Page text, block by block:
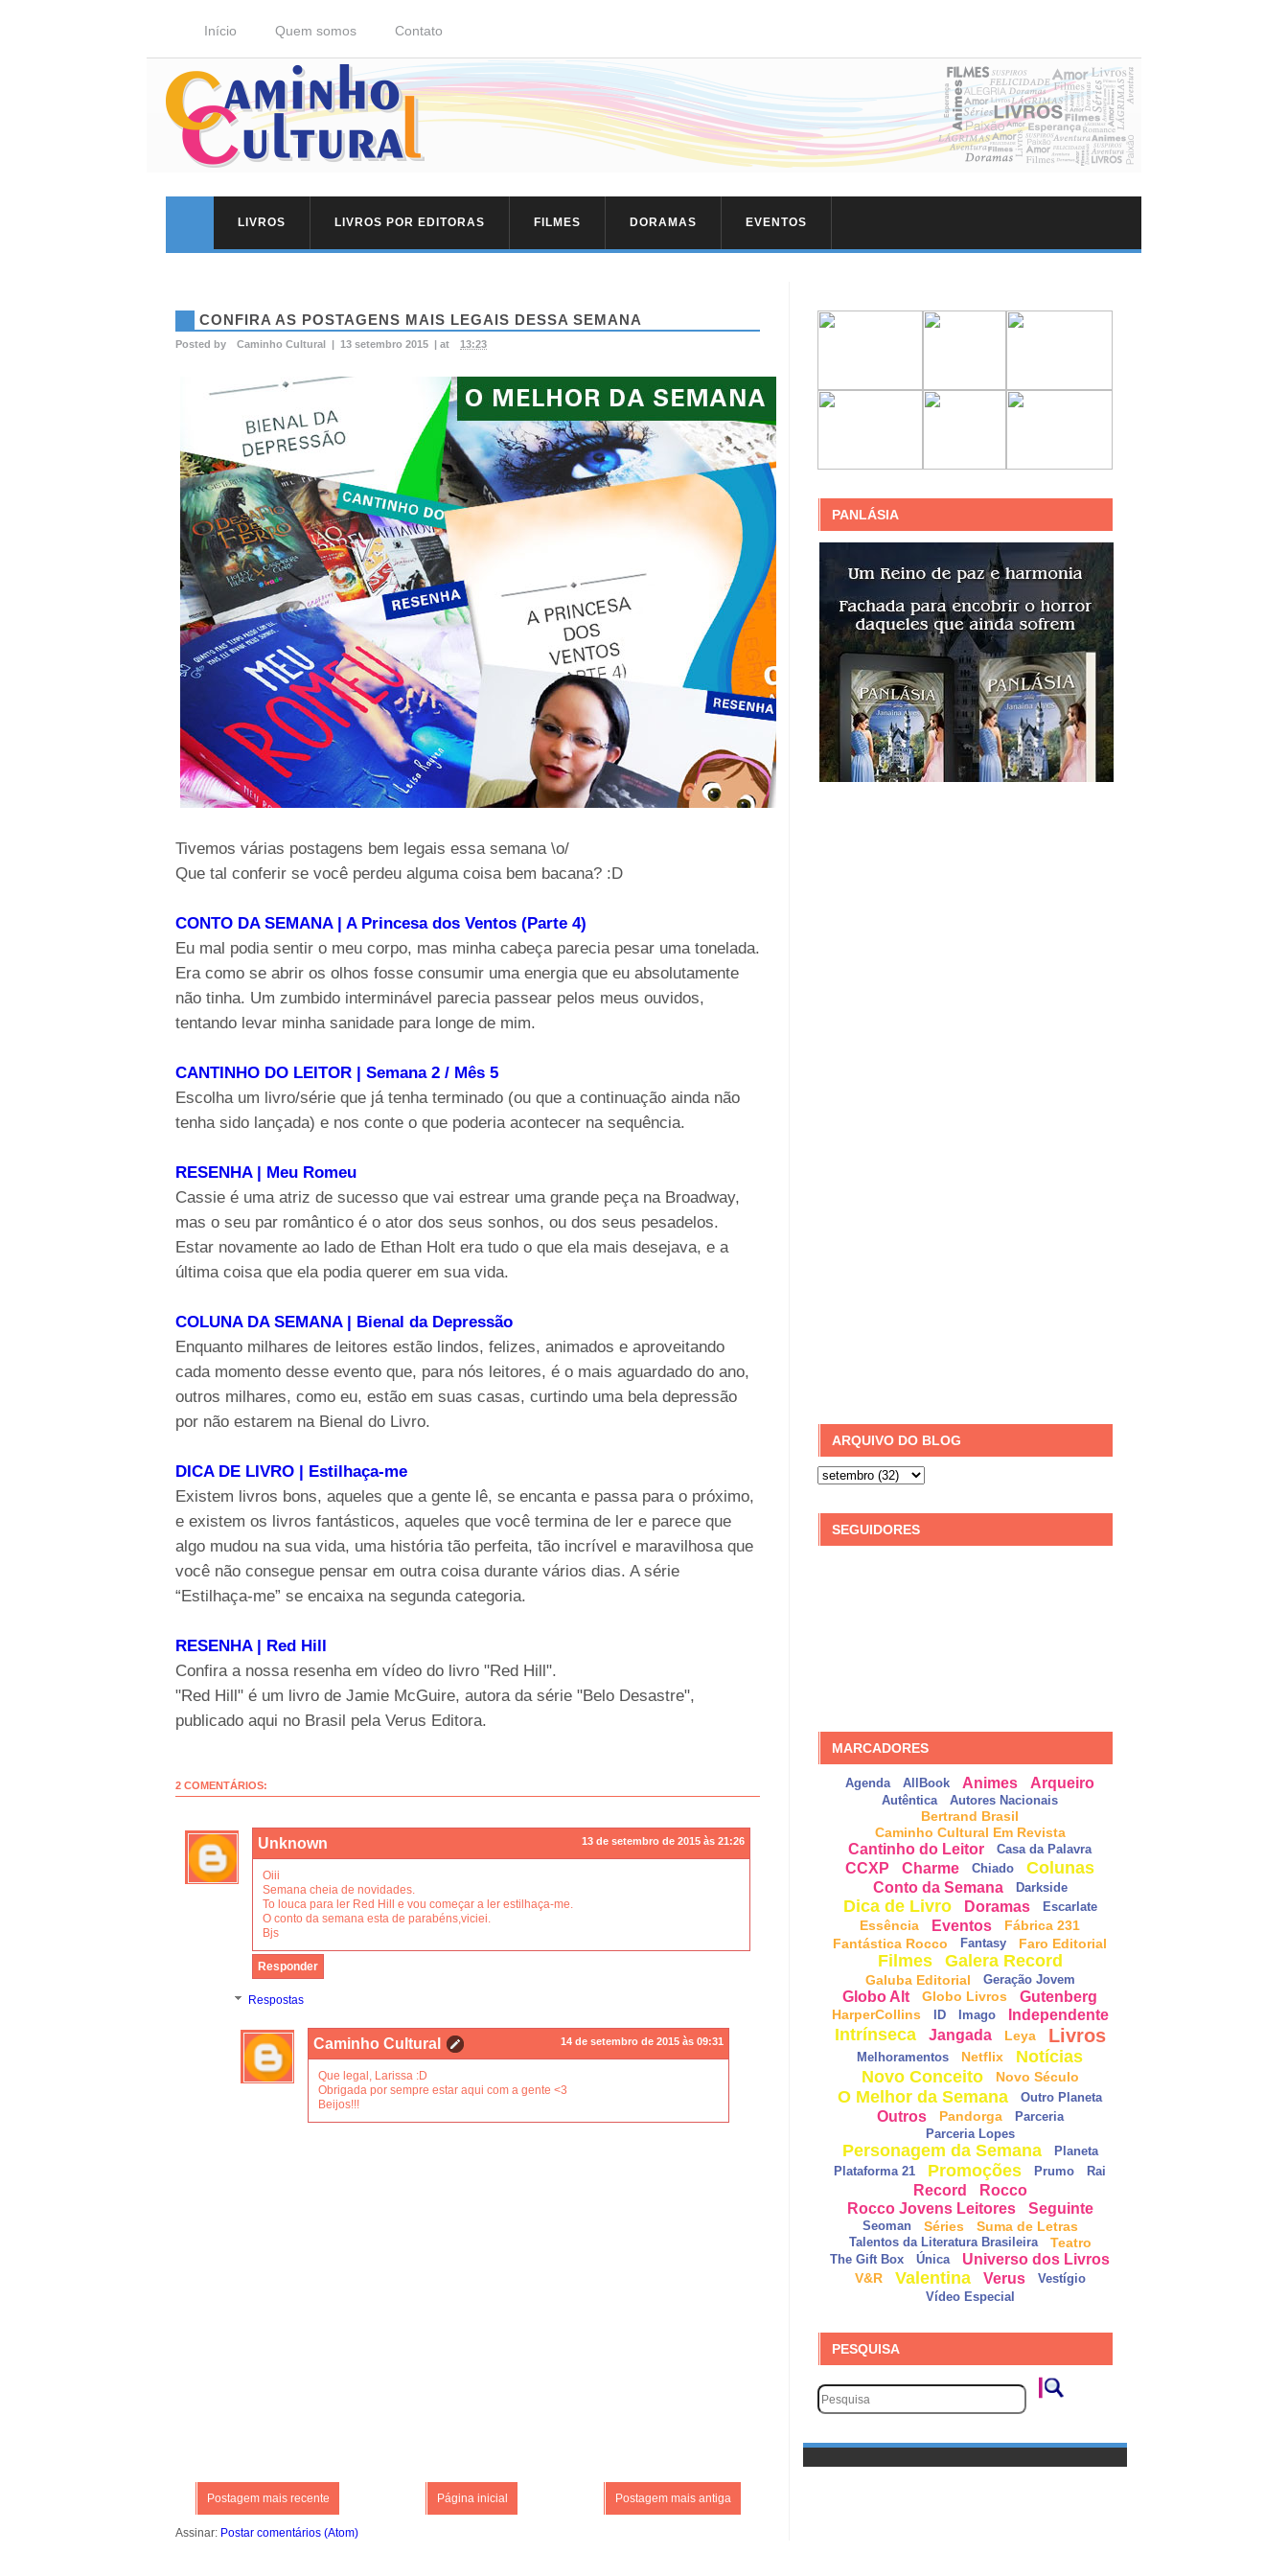
Início Quem somos Contato
LIVROS LIVROS POR EDITORAS FILMES DORAMAS EVENTOS
CONFIRA AS POSTAGENS MAIS LEGAIS DESSA SEMANA
Posted by Caminho Cultural | 13 setembro 2015 | at 13:23
Tivemos várias postagens bem legais essa semana \o/
Que tal conferir se você perdeu alguma coisa bem bacana? :D
CONTO DA SEMANA | A Princesa dos Ventos (Parte 4)
Eu mal podia sentir o meu corpo, mas minha cabeça parecia pesar uma tonelada.
Era como se abrir os olhos fosse consumir uma energia que eu absolutamente
não tinha. Um zumbido interminável parecia passear pelos meus ouvidos,
tentando levar minha sanidade para longe de mim.
CANTINHO DO LEITOR | Semana 2 / Mês 5
Escolha um livro/série que já tenha terminado (ou que a continuação ainda não
tenha sido lançada) e nos conte o que poderia acontecer na sequência.
RESENHA | Meu Romeu
Cassie é uma atriz de sucesso que vai estrear uma grande peça na Broadway,
mas o seu par romântico é o ator dos seus sonhos, ou dos seus pesadelos.
Estar novamente ao lado de Ethan Holt era tudo o que ela mais desejava, e a
última coisa que ela podia querer em sua vida.
COLUNA DA SEMANA | Bienal da Depressão
Enquanto milhares de leitores estão lindos, felizes, animados e aproveitando
cada momento desse evento que, para nós leitores, é o mais aguardado do ano,
outros milhares, como eu, estão em suas casas, curtindo uma bela depressão
por não estarem na Bienal do Livro.
DICA DE LIVRO | Estilhaça-me
Existem livros bons, aqueles que a gente lê, se encanta e passa para o próximo,
e existem os livros fantásticos, aqueles que você termina de ler e parece que
algo mudou na sua vida, uma história tão perfeita, tão incrível e maravilhosa que
você não consegue pensar em outra coisa durante vários dias. A série
“Estilhaça-me” se encaixa na segunda categoria.
RESENHA | Red Hill
Confira a nossa resenha em vídeo do livro "Red Hill".
"Red Hill" é um livro de Jamie McGuire, autora da série "Belo Desastre",
publicado aqui no Brasil pela Verus Editora.
2 COMENTÁRIOS:
Unknown 13 de setembro de 2015 às 21:26
Oiii
Semana cheia de novidades.
To louca para ler Red Hill e vou começar a ler estilhaça-me.
O conto da semana esta de parabéns,viciei.
Bjs
Responder
Respostas
Caminho Cultural 14 de setembro de 2015 às 09:31
Que legal, Larissa :D
Obrigada por sempre estar aqui com a gente <3
Beijos!!!
Postagem mais recente Postagem mais antiga
Página inicial
Assinar: Postar comentários (Atom)
PANLÁSIA
ARQUIVO DO BLOG
SEGUIDORES
MARCADORES
Agenda AllBook Animes Arqueiro
Autêntica Autores Nacionais
Bertrand Brasil
Caminho Cultural Em Revista
Cantinho do Leitor Casa da Palavra
CCXP Charme Chiado Colunas
Conto da Semana Darkside
Dica de Livro Doramas Escarlate
Essência Eventos
Fábrica 231
Fantástica Rocco
Fantasy Faro Editorial
Filmes Galera Record
Galuba Editorial Geração Jovem
Globo Alt Globo Livros Gutenberg
HarperCollins ID Imago Independente
Intrínseca Jangada Leya Livros
Melhoramentos Netflix
Notícias
Novo Conceito
Novo Século
O Melhor da Semana Outro Planeta
Outros Pandorga
Parceria
Parceria Lopes
Personagem da Semana
Planeta
Plataforma 21
Promoções Prumo Rai
Record
Rocco
Rocco Jovens Leitores
Seguinte
Seoman Séries Suma de Letras
Talentos da Literatura Brasileira Teatro
The Gift Box Única Universo dos Livros
V&R Valentina Verus
Vestígio
Vídeo Especial
PESQUISA